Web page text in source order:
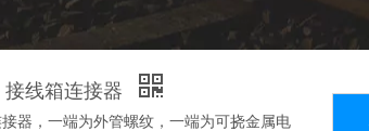
线箱连接器
器，一端为外管螺纹，一端为可挠金属电